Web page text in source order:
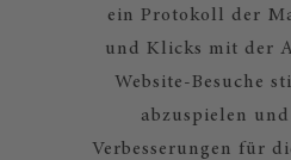
ein Protokoll der
und Klicks mit der
Website-Besuche
abzuspielen
Verbesserungen für